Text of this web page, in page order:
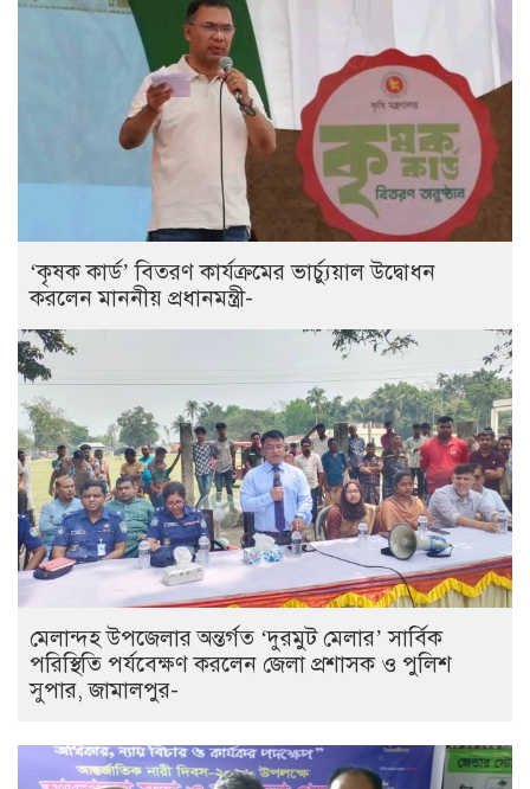
‘কৃষক কার্ড’ বিতরণ কার্যক্রমের ভার্চ্যুয়াল উদ্বোধন
করলেন মাননীয় প্রধানমন্ত্রী-
মেলান্দহ উপজেলার অন্তর্গত ‘দুরমুট মেলার’ সার্বিক
পরিস্থিতি পর্যবেক্ষণ করলেন জেলা প্রশাসক ও পুলিশ
সুপার, জামালপুর-